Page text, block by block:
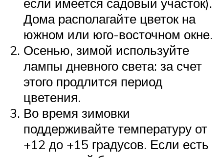
Дома располагайте цветок на
южном или юго-восточном окне.
Осенью, зимой используйте
лампы дневного света: за счет
этого продлится период
цветения.
Во время зимовки
поддерживайте температуру от
+12 до +15 градусов. Если есть